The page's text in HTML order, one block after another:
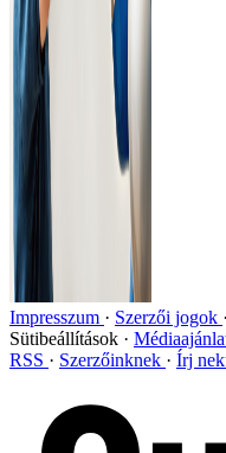
Impresszum Szerzői jogok
Sütibeállítások
RSS
Szerzőinknek Írj